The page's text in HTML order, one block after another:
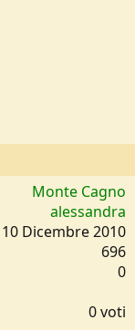
Monte Cagno
alessandra
10 Dicembre 2010
696
0
0 voti